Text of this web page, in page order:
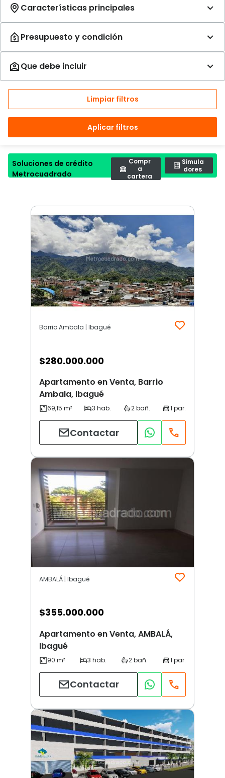
Limpiar filtros
Aplicar filtros
Soluciones de crédito
Metrocuadrado
Compr
a
cartera
Simula
dores
Barrio Ambala | Ibagué
$280.000.000
Apartamento en Venta, Barrio
Ambala, Ibagué
Contactar
AMBALÁ | Ibagué
$355.000.000
Apartamento en Venta, AMBALÁ,
Ibagué
Contactar